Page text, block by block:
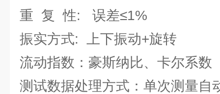
重 复 性: 误差≤1%
振实方式: 上下振动+旋转
流动指数：豪斯纳比、卡尔系数
测试数据处理方式：单次测量自